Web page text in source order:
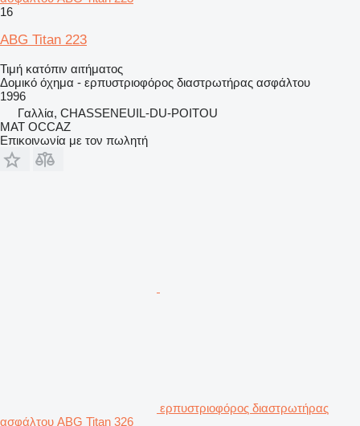
16
ABG Titan 223
Τιμή κατόπιν αιτήματος
Δομικό όχημα - ερπυστριοφόρος διαστρωτήρας ασφάλτου
1996
Γαλλία, CHASSENEUIL-DU-POITOU
MAT OCCAZ
Επικοινωνία με τον πωλητή
ερπυστριοφόρος διαστρωτήρας
ασφάλτου ABG Titan 326